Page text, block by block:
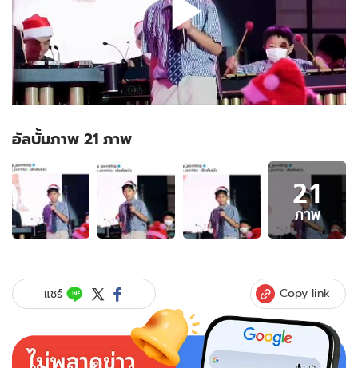
อัลบั้มภาพ 21 ภาพ
อัลบั้ม
ภาพ
21
ภาพ
ของ
"ป๋อ-
เอ๋"
"ภู
ดิศ"
21
ภาพ
แชร์ Copy link